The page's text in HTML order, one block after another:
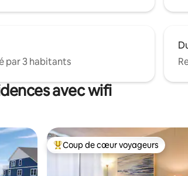
par 3 habitants
avec wifi
appréciés Coups de cœur voyageurs les plus
Coup de cœur voyageurs